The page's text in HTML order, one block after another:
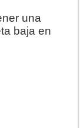
una
baja en